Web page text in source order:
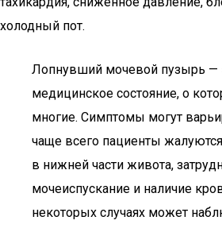
холодный пот.
Лопнувший мочевой пузырь —
медицинское состояние, о
многие. Симптомы могут
чаще всего пациенты
в нижней части живота,
мочеиспускание и наличие
некоторых случаях может